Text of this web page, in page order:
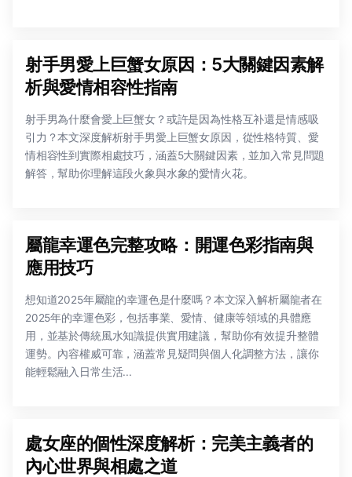
射手男愛上巨蟹女原因：5大關鍵因素解
析與愛情相容性指南
射手男為什麼會愛上巨蟹女？或許是因為性格互补還是情感吸
引力？本文深度解析射手男愛上巨蟹女原因，從性格特質、愛
情相容性到實際相處技巧，涵蓋5大關鍵因素，並加入常見問題
解答，幫助你理解這段火象與水象的愛情火花。
屬龍幸運色完整攻略：開運色彩指南與
應用技巧
想知道2025年屬龍的幸運色是什麼嗎？本文深入解析屬龍者在
2025年的幸運色彩，包括事業、愛情、健康等領域的具體應
用，並基於傳統風水知識提供實用建議，幫助你有效提升整體
運勢。內容權威可靠，涵蓋常見疑問與個人化調整方法，讓你
能輕鬆融入日常生活...
處女座的個性深度解析：完美主義者的
內心世界與相處之道